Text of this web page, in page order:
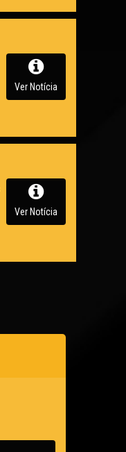
Ver Notícia
Ver Notícia